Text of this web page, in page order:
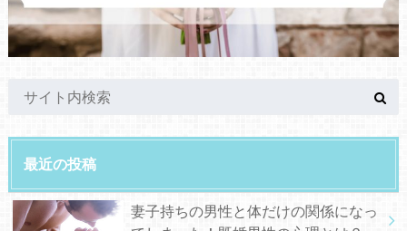
最近の投稿
妻子持ちの男性と体だけの関係になっ